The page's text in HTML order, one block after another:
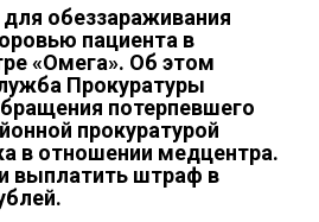
обеззараживания
пациента в
«Омега». Об этом
Прокуратуры
потерпевшего
прокуратурой
в отношении медцентра.
выплатить штраф в